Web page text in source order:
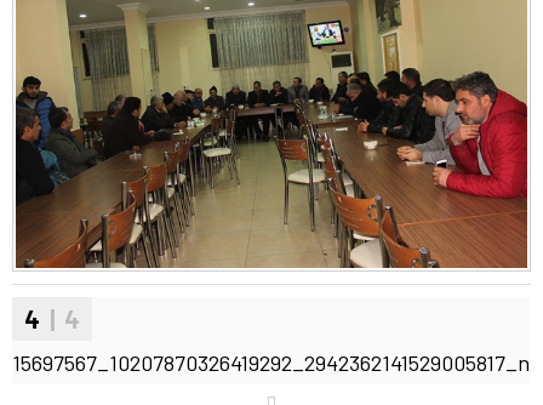
4 | 4
15697567_10207870326419292_2942362141529005817_n